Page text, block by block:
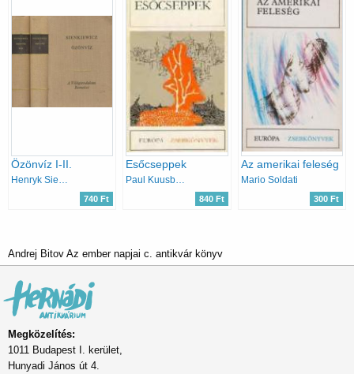
Özönvíz I-II.
Henryk Sienkiewicz
740 Ft
Esőcseppek
Paul Kuusberg
840 Ft
Az amerikai feleség
Mario Soldati
300 Ft
Andrej Bitov Az ember napjai c. antikvár könyv
Megközelítés:
1011 Budapest I. kerület,
Hunyadi János út 4.